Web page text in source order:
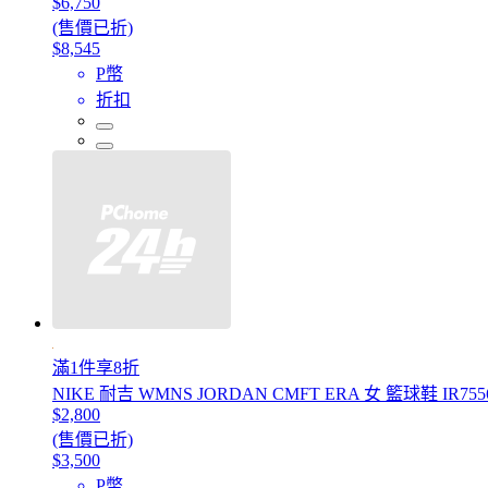
(售價已折)
$8,545
P幣
折扣
滿1件享8折
NIKE 耐吉 WMNS JORDAN CMFT ERA 女 籃球鞋
$2,800
(售價已折)
$3,500